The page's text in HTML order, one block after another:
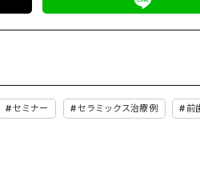
セミナー セラミックス治療例 前